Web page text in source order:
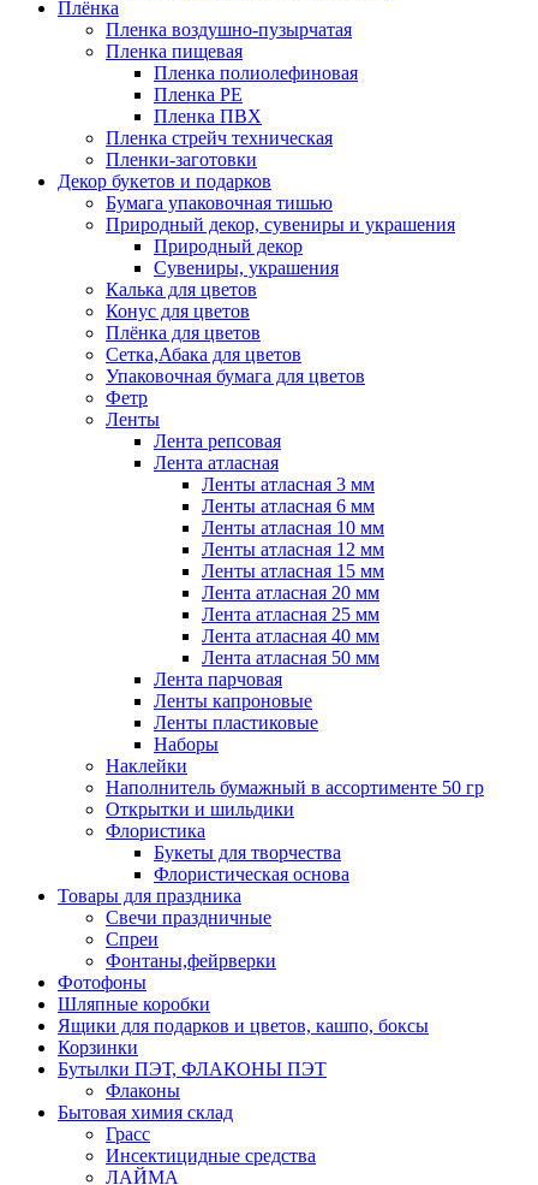
Плёнка
Пленка воздушно-пузырчатая
Пленка пищевая
Пленка полиолефиновая
Пленка PE
Пленка ПВХ
Пленка стрейч техническая
Пленки-заготовки
Декор букетов и подарков
Бумага упаковочная тишью
Природный декор, сувениры и украшения
Природный декор
Сувениры, украшения
Калька для цветов
Конус для цветов
Плёнка для цветов
Сетка,Абака для цветов
Упаковочная бумага для цветов
Фетр
Ленты
Лента репсовая
Лента атласная
Ленты атласная 3 мм
Ленты атласная 6 мм
Ленты атласная 10 мм
Ленты атласная 12 мм
Ленты атласная 15 мм
Лента атласная 20 мм
Лента атласная 25 мм
Лента атласная 40 мм
Лента атласная 50 мм
Лента парчовая
Ленты капроновые
Ленты пластиковые
Наборы
Наклейки
Наполнитель бумажный в ассортименте 50 гр
Открытки и шильдики
Флористика
Букеты для творчества
Флористическая основа
Товары для праздника
Свечи праздничные
Спреи
Фонтаны,фейрверки
Фотофоны
Шляпные коробки
Ящики для подарков и цветов, кашпо, боксы
Корзинки
Бутылки ПЭТ, ФЛАКОНЫ ПЭТ
Флаконы
Бытовая химия склад
Грасс
Инсектицидные средства
ЛАЙМА